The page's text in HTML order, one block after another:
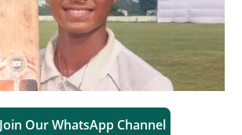
Join Our WhatsApp Channel